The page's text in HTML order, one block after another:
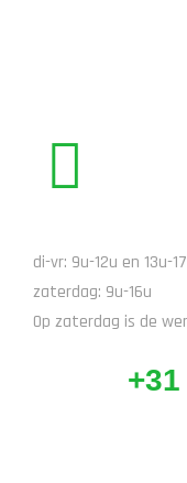
di-vr: 9u-12u en 13u-
zaterdag: 9u-16u
Op zaterdag is de